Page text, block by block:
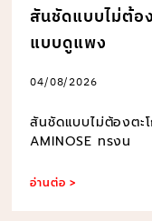
สันชัดแบบไม่ต้อ
แบบดูแพง
04/08/2026
สันชัดแบบไม่ต้องตะ
AMINOSE ทรงน
อ่านต่อ >